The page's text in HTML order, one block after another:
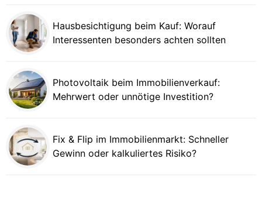
Hausbesichtigung beim Kauf: Worauf
Interessenten besonders achten sollten
Photovoltaik beim Immobilienverkauf:
Mehrwert oder unnötige Investition?
Fix & Flip im Immobilienmarkt: Schneller
Gewinn oder kalkuliertes Risiko?